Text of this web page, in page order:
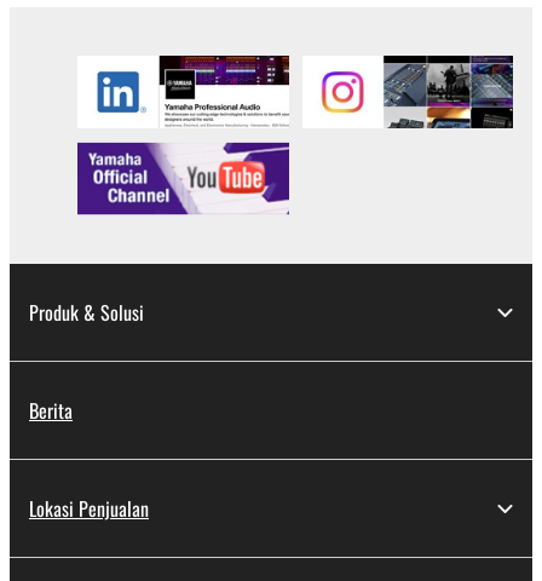
Produk & Solusi
Berita
Lokasi Penjualan